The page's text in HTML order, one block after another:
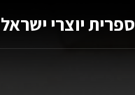
ספרית יוצרי ישראל